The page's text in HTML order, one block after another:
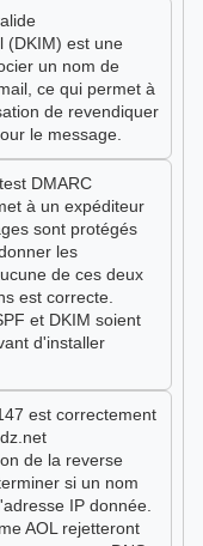
(DKIM) est une
un nom de
ce qui permet à
de revendiquer
le message.
DMARC
à un expéditeur
sont protégés
les
de ces deux
est correcte.
et DKIM soient
d'installer
est correctement
de la reverse
si un nom
IP donnée.
AOL rejetteront